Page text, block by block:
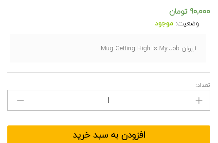
90,000 تومان
وضعیت: موجود
لیوان Mug Getting High Is My Job
مقدار
لیوان
Mug
Getting
High
My
Job
تعداد:
افزودن به سبد خرید